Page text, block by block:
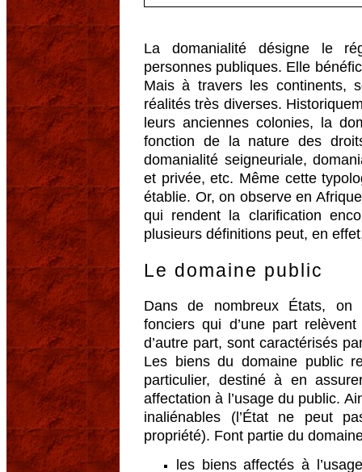
La domanialité désigne le
personnes publiques. Elle
Mais à travers les continents,
réalités très diverses.
leurs anciennes colonies, la
fonction de la nature des
domanialité seigneuriale,
et privée, etc. Même cette
établie. Or, on observe en
qui rendent la clarification
plusieurs définitions peut, en
Le domaine public
Dans de nombreux États, on
fonciers qui d’une part
d’autre part, sont caractérisés
Les biens du domaine public
particulier, destiné à en
affectation à l’usage du public.
inaliénables (l’État ne peut
propriété). Font partie du
les biens affectés à